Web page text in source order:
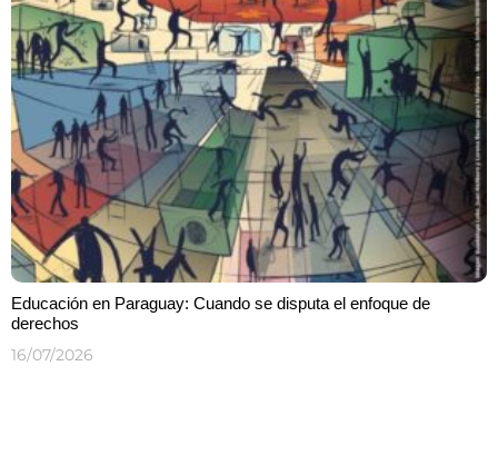
Educación en Paraguay: Cuando se disputa el enfoque de
derechos
16/07/2026